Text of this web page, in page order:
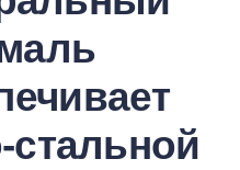
стальной